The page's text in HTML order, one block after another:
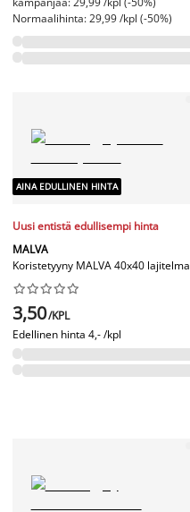
Normaalihinta: 29,99 /kpl (-50%)
AINA EDULLINEN HINTA
Uusi entistä edullisempi hinta
MALVA
Koristetyyny MALVA 40x40 lajitelma






3,50/KPL
Edellinen hinta 4,- /kpl